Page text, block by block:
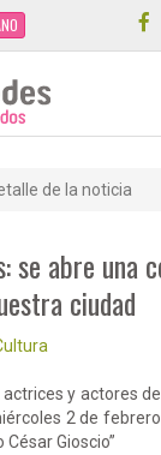
de la noticia
se abre una
ciudad
actrices y actores
2 de
Gioscio”